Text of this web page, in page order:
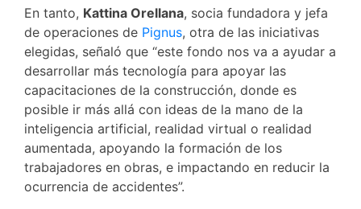
En tanto, Kattina Orellana, socia fundadora y jefa
de operaciones de Pignus, otra de las iniciativas
elegidas, señaló que “este fondo nos va a ayudar a
desarrollar más tecnología para apoyar las
capacitaciones de la construcción, donde es
posible ir más allá con ideas de la mano de la
inteligencia artificial, realidad virtual o realidad
aumentada, apoyando la formación de los
trabajadores en obras, e impactando en reducir la
ocurrencia de accidentes”.